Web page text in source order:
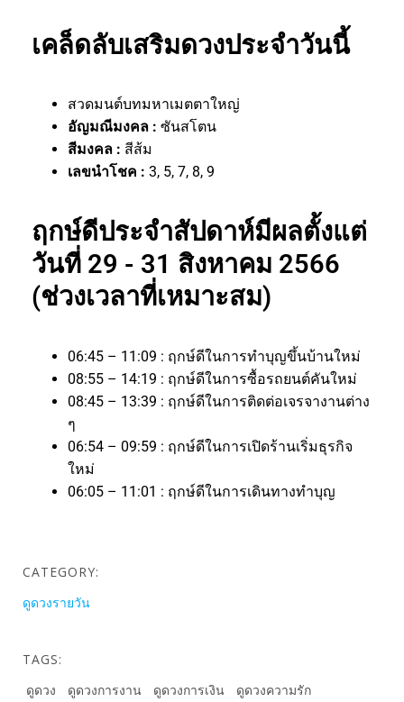
เคล็ดลับเสริมดวงประจำวันนี้
สวดมนต์บทมหาเมตตาใหญ่
อัญมณีมงคล : ซันสโตน
สีมงคล : สีส้ม
เลขนำโชค : 3, 5, 7, 8, 9
ฤกษ์ดีประจำสัปดาห์มีผลตั้งแต่
วันที่ 29 - 31 สิงหาคม 2566
(ช่วงเวลาที่เหมาะสม)
06:45 – 11:09 : ฤกษ์ดีในการทำบุญขึ้นบ้านใหม่
08:55 – 14:19 : ฤกษ์ดีในการซื้อรถยนต์คันใหม่
08:45 – 13:39 : ฤกษ์ดีในการติดต่อเจรจางานต่าง
ๆ
06:54 – 09:59 : ฤกษ์ดีในการเปิดร้านเริ่มธุรกิจ
ใหม่
06:05 – 11:01 : ฤกษ์ดีในการเดินทางทำบุญ
CATEGORY:
ดูดวงรายวัน
TAGS:
ดูดวง
ดูดวงการงาน ดูดวงการเงิน
ดูดวงความรัก